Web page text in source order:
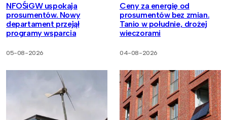
NFOŚiGW uspokaja
prosumentów. Nowy
departament przejął
programy wsparcia
05-08-2026
Ceny za energię od
prosumentów bez zmian.
Tanio w południe, drożej
wieczorami
04-08-2026